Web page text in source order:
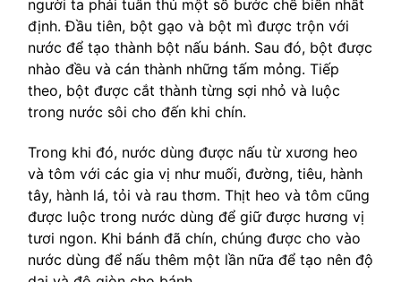
người ta phải tuân thủ một số bước chế biến nhất
định. Đầu tiên, bột gạo và bột mì được trộn với
nước để tạo thành bột nấu bánh. Sau đó, bột được
nhào đều và cán thành những tấm mỏng. Tiếp
theo, bột được cắt thành từng sợi nhỏ và luộc
trong nước sôi cho đến khi chín.
Trong khi đó, nước dùng được nấu từ xương heo
và tôm với các gia vị như muối, đường, tiêu, hành
tây, hành lá, tỏi và rau thơm. Thịt heo và tôm cũng
được luộc trong nước dùng để giữ được hương vị
tươi ngon. Khi bánh đã chín, chúng được cho vào
nước dùng để nấu thêm một lần nữa để tạo nên độ